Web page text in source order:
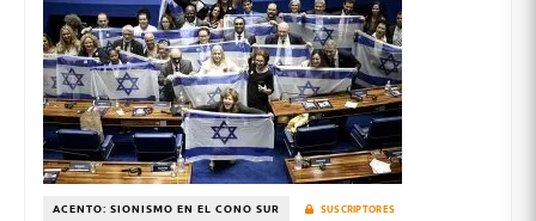
ACENTO: SIONISMO EN EL CONO SUR SUSCRIPTORES